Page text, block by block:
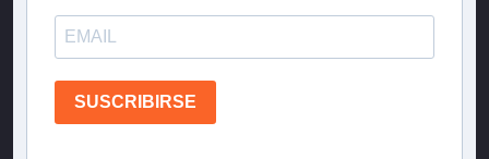
SUSCRIBIRSE